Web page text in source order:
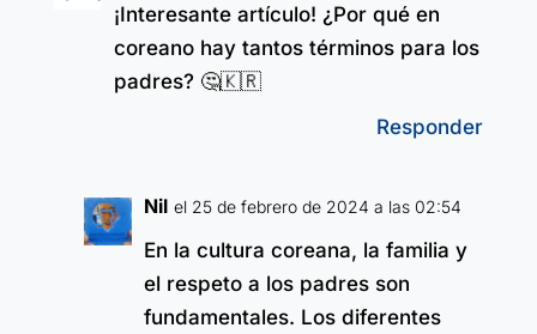
¡Interesante artículo! ¿Por qué en
coreano hay tantos términos para los
padres? 🤔🇰🇷
Responder
Nil el 25 de febrero de 2024 a las 02:54
En la cultura coreana, la familia y
el respeto a los padres son
fundamentales. Los diferentes